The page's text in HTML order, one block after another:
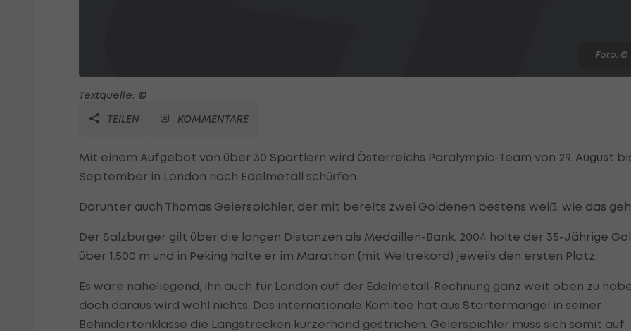
Foto: ©
Textquelle: ©
TEILEN
KOMMENTARE
Mit einem Aufgebot von über 30 Sportlern wird Österreichs Paralympic-Team von 29. August
September in London nach Edelmetall schürfen.
Darunter auch Thomas Geierspichler, der mit bereits zwei Goldenen bestens weiß, wie das
Der Salzburger gilt über die langen Distanzen als Medaillen-Bank. 2004 holte der 35-Jährige
über 1.500 m und in Peking holte er im Marathon (mit Weltrekord) jeweils den ersten Platz.
Es wäre naheliegend, ihn auch für London auf der Edelmetall-Rechnung ganz weit oben zu
doch daraus wird wohl nichts. Das internationale Komitee hat aus Startermangel in seiner
Behindertenklasse die Langstrecken kurzerhand gestrichen. Geierspichler muss sich somit auf